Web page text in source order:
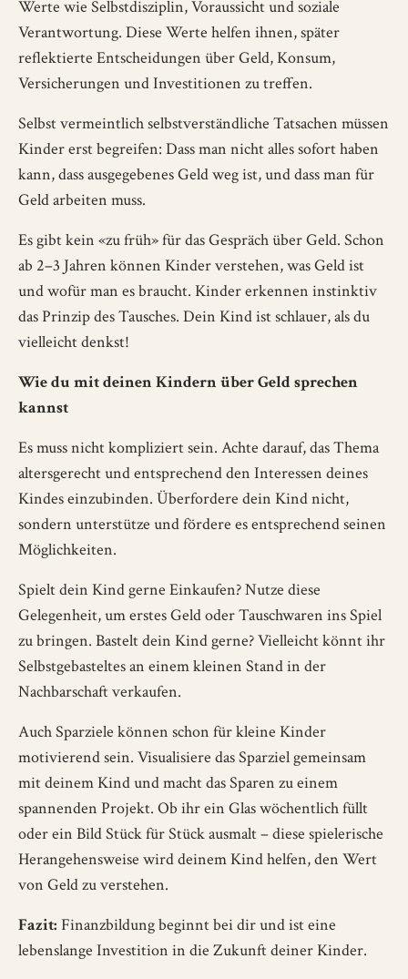
Werte wie Selbstdisziplin, Voraussicht und soziale
Verantwortung. Diese Werte helfen ihnen, später
reflektierte Entscheidungen über Geld, Konsum,
Versicherungen und Investitionen zu treffen.
Selbst vermeintlich selbstverständliche Tatsachen müssen
Kinder erst begreifen: Dass man nicht alles sofort haben
kann, dass ausgegebenes Geld weg ist, und dass man für
Geld arbeiten muss.
Es gibt kein «zu früh» für das Gespräch über Geld. Schon
ab 2–3 Jahren können Kinder verstehen, was Geld ist
und wofür man es braucht. Kinder erkennen instinktiv
das Prinzip des Tausches. Dein Kind ist schlauer, als du
vielleicht denkst!
Wie du mit deinen Kindern über Geld sprechen
kannst
Es muss nicht kompliziert sein. Achte darauf, das Thema
altersgerecht und entsprechend den Interessen deines
Kindes einzubinden. Überfordere dein Kind nicht,
sondern unterstütze und fördere es entsprechend seinen
Möglichkeiten.
Spielt dein Kind gerne Einkaufen? Nutze diese
Gelegenheit, um erstes Geld oder Tauschwaren ins Spiel
zu bringen. Bastelt dein Kind gerne? Vielleicht könnt ihr
Selbstgebasteltes an einem kleinen Stand in der
Nachbarschaft verkaufen.
Auch Sparziele können schon für kleine Kinder
motivierend sein. Visualisiere das Sparziel gemeinsam
mit deinem Kind und macht das Sparen zu einem
spannenden Projekt. Ob ihr ein Glas wöchentlich füllt
oder ein Bild Stück für Stück ausmalt – diese spielerische
Herangehensweise wird deinem Kind helfen, den Wert
von Geld zu verstehen.
Fazit: Finanzbildung beginnt bei dir und ist eine
lebenslange Investition in die Zukunft deiner Kinder.